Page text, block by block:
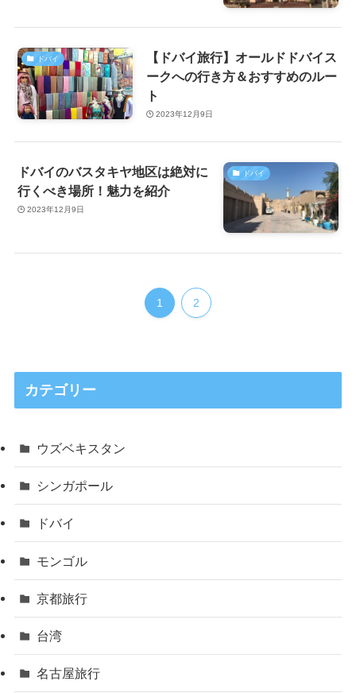
ドバイ
【ドバイ旅行】オールドドバイス
ークへの行き方＆おすすめのルー
ト
2023年12月9日
ドバイ
ドバイのバスタキヤ地区は絶対に
行くべき場所！魅力を紹介
2023年12月9日
1 2
カテゴリー
ウズベキスタン
シンガポール
ドバイ
モンゴル
京都旅行
台湾
名古屋旅行